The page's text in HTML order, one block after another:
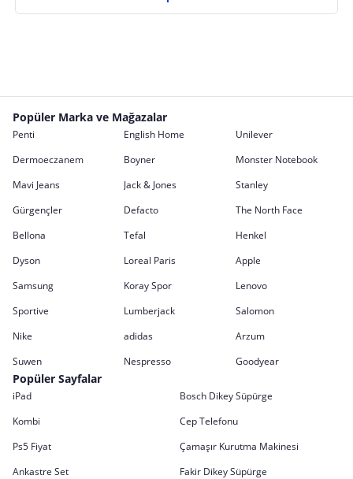
Popüler Marka ve Mağazalar
Penti English Home
Unilever
Dermoeczanem
Boyner
Monster Notebook
Mavi Jeans
Jack & Jones
Stanley
Gürgençler
Defacto
The North Face
Bellona
Tefal
Henkel
Dyson
Loreal Paris
Apple
Samsung
Koray Spor
Lenovo
Sportive
Lumberjack
Salomon
Nike
adidas
Arzum
Suwen
Nespresso Goodyear
Popüler Sayfalar
iPad
Bosch Dikey Süpürge
Kombi
Cep Telefonu
Ps5 Fiyat
Çamaşır Kurutma Makinesi
Ankastre Set
Fakir Dikey Süpürge